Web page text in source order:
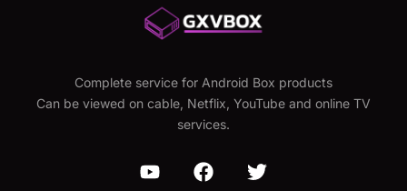
Complete service for Android Box products
Can be viewed on cable, Netflix, YouTube and online TV
services.